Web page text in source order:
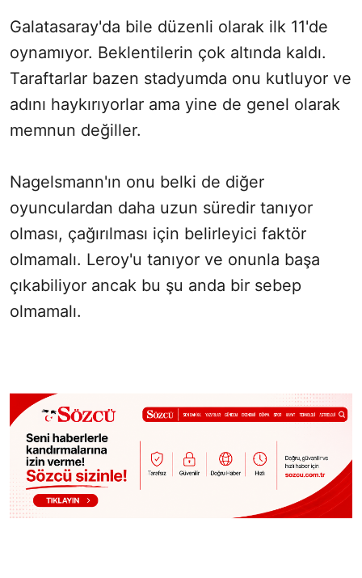
Galatasaray'da bile düzenli olarak ilk 11'de
oynamıyor. Beklentilerin çok altında kaldı.
Taraftarlar bazen stadyumda onu kutluyor ve
adını haykırıyorlar ama yine de genel olarak
memnun değiller.
Nagelsmann'ın onu belki de diğer
oyunculardan daha uzun süredir tanıyor
olması, çağırılması için belirleyici faktör
olmamalı. Leroy'u tanıyor ve onunla başa
çıkabiliyor ancak bu şu anda bir sebep
olmamalı.